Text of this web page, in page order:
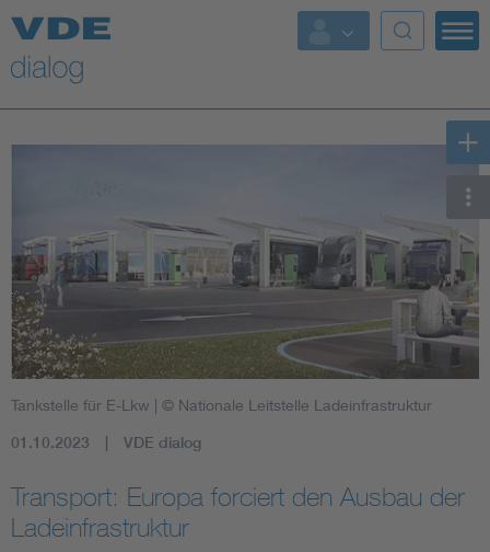
Tankstelle für E-Lkw | © Nationale Leitstelle Ladeinfrastruktur
01.10.2023 VDE dialog
Transport: Europa forciert den Ausbau der
Ladeinfrastruktur